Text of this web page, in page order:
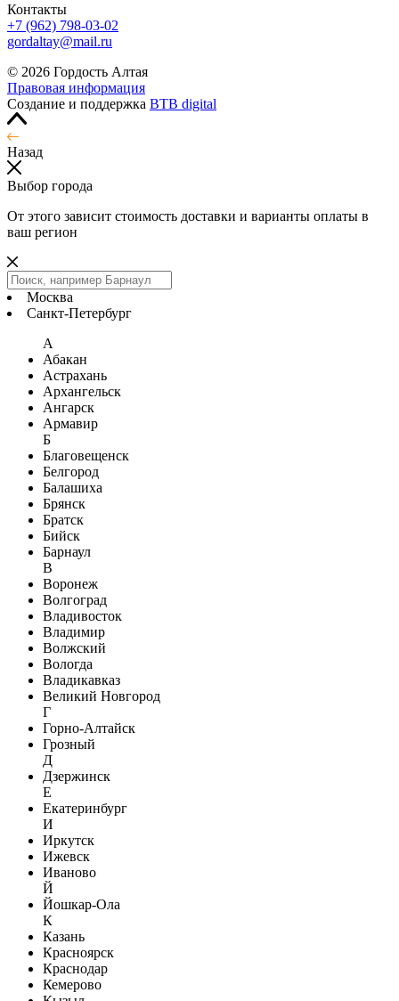
Контакты
+7 (962) 798-03-02
gordaltay@mail.ru
© 2026 Гордость Алтая
Правовая информация
Создание и поддержка BTB digital
Назад
Выбор города
От этого зависит стоимость доставки и варианты оплаты в
ваш регион
Москва
Санкт-Петербург
А
Абакан
Астрахань
Архангельск
Ангарск
Армавир
Б
Благовещенск
Белгород
Балашиха
Брянск
Братск
Бийск
Барнаул
В
Воронеж
Волгоград
Владивосток
Владимир
Волжский
Вологда
Владикавказ
Великий Новгород
Г
Горно-Алтайск
Грозный
Д
Дзержинск
Е
Екатеринбург
И
Иркутск
Ижевск
Иваново
Й
Йошкар-Ола
К
Казань
Красноярск
Краснодар
Кемерово